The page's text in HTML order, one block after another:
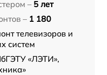
– 5 лет
– 1 180
телевизоров и
систем
«ЛЭТИ»,